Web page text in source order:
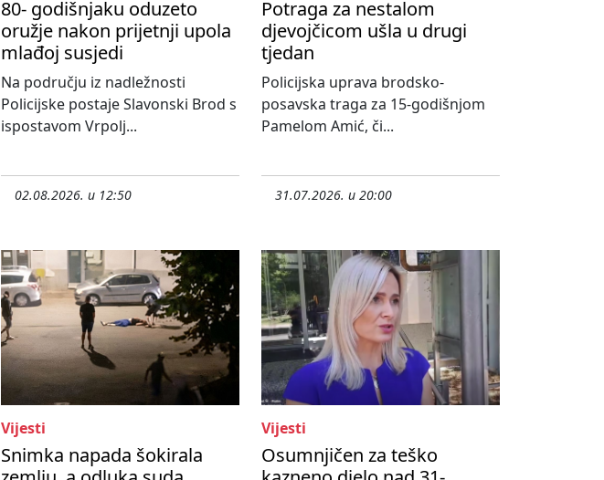
80- godišnjaku oduzeto
oružje nakon prijetnji upola
mlađoj susjedi
Na području iz nadležnosti
Policijske postaje Slavonski Brod s
ispostavom Vrpolj...
02.08.2026. u 12:50
Potraga za nestalom
djevojčicom ušla u drugi
tjedan
Policijska uprava brodsko-
posavska traga za 15-godišnjom
Pamelom Amić, či...
31.07.2026. u 20:00
Vijesti
Snimka napada šokirala
Vijesti
Osumnjičen za teško